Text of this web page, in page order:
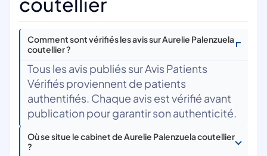
Comment sont vérifiés les avis sur Aurelie Palenzuela
coutellier ?
Tous les avis publiés sur Avis Patients
Vérifiés proviennent de patients
authentifiés. Chaque avis est vérifié avant
publication pour garantir son authenticité.
Où se situe le cabinet de Aurelie Palenzuela coutellier
?